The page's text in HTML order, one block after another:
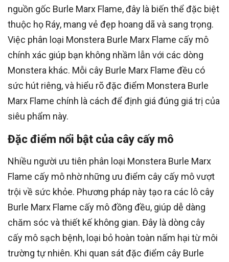
nguồn gốc Burle Marx Flame, đây là biến thể đặc biệt
thuộc họ Ráy, mang vẻ đẹp hoang dã và sang trọng.
Việc phân loại Monstera Burle Marx Flame cấy mô
chính xác giúp bạn không nhầm lẫn với các dòng
Monstera khác. Mỗi cây Burle Marx Flame đều có
sức hút riêng, và hiểu rõ đặc điểm Monstera Burle
Marx Flame chính là cách để định giá đúng giá trị của
siêu phẩm này.
Đặc điểm nổi bật của cây cấy mô
Nhiều người ưu tiên phân loại Monstera Burle Marx
Flame cấy mô nhờ những ưu điểm cây cấy mô vượt
trội về sức khỏe. Phương pháp này tạo ra các lô cây
Burle Marx Flame cấy mô đồng đều, giúp dễ dàng
chăm sóc và thiết kế không gian. Đây là dòng cây
cấy mô sạch bệnh, loại bỏ hoàn toàn nấm hại từ môi
trường tự nhiên. Khi quan sát đặc điểm cây Burle